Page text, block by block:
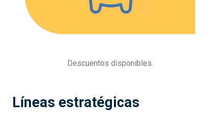
Descuentos disponibles.
Líneas estratégicas